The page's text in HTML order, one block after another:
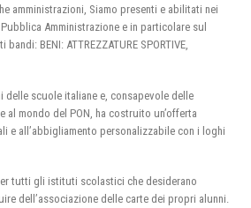
amministrazioni, Siamo presenti e abilitati nei
Amministrazione e in particolare sul
BENI: ATTREZZATURE SPORTIVE,
delle scuole italiane e, consapevole delle
mondo del PON, ha costruito un’offerta
e all’abbigliamento personalizzabile con i loghi
tutti gli istituti scolastici che desiderano
dell’associazione delle carte dei propri alunni.